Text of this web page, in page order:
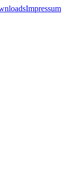
Impressum